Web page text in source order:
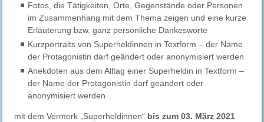
Fotos, die Tätigkeiten, Orte, Gegenstände oder Personen
im Zusammenhang mit dem Thema zeigen und eine kurze
Erläuterung bzw. ganz persönliche Dankesworte
Kurzportraits von Superheldinnen in Textform – der Name
der Protagonistin darf geändert oder anonymisiert werden
Anekdoten aus dem Alltag einer Superheldin in Textform –
der Name der Protagonistin darf geändert oder
anonymisiert werden
mit dem Vermerk „Superheldinnen“ bis zum 03. März 2021